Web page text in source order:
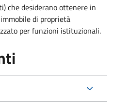
che desiderano ottenere in
di proprietà
per funzioni istituzionali.